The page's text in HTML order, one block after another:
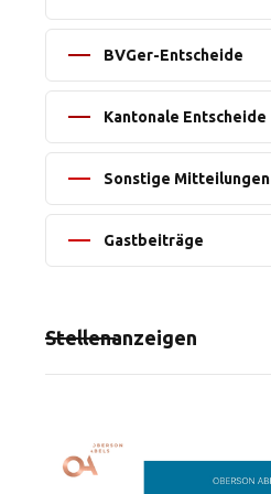
BVGer-Entscheide
Kantonale Entscheide
Sonstige Mitteilungen
Gastbeiträge
Stellenanzeigen